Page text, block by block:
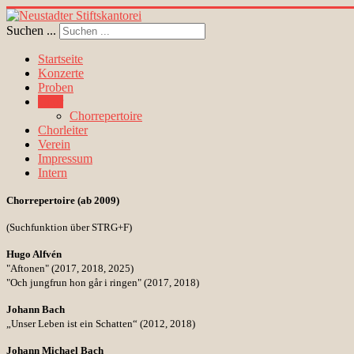
Suchen ...
Startseite
Konzerte
Proben
Chorrepertoire
Chorleiter
Verein
Impressum
Intern
Chorrepertoire (ab 2009)
(Suchfunktion über STRG+F)
Hugo Alfvén
"Aftonen" (2017, 2018, 2025)
"Och jungfrun hon går i ringen" (2017, 2018)
Johann Bach
„Unser Leben ist ein Schatten“ (2012, 2018)
Johann Michael Bach